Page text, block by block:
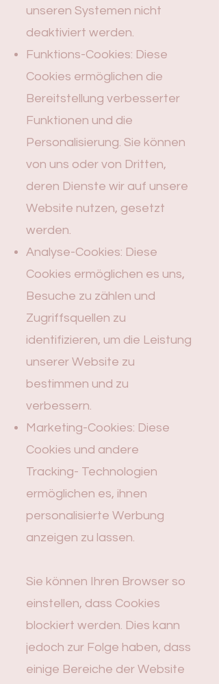
unseren Systemen nicht
deaktiviert werden.
Funktions-Cookies: Diese
Cookies ermöglichen die
Bereitstellung verbesserter
Funktionen und die
Personalisierung. Sie können
von uns oder von Dritten,
deren Dienste wir auf unsere
Website nutzen, gesetzt
werden.
Analyse-Cookies: Diese
Cookies ermöglichen es uns,
Besuche zu zählen und
Zugriffsquellen zu
identifizieren, um die Leistung
unserer Website zu
bestimmen und zu
verbessern.
Marketing-Cookies: Diese
Cookies und andere
Tracking- Technologien
ermöglichen es, ihnen
personalisierte Werbung
anzeigen zu lassen.
Sie können Ihren Browser so
einstellen, dass Cookies
blockiert werden. Dies kann
jedoch zur Folge haben, dass
einige Bereiche der Website